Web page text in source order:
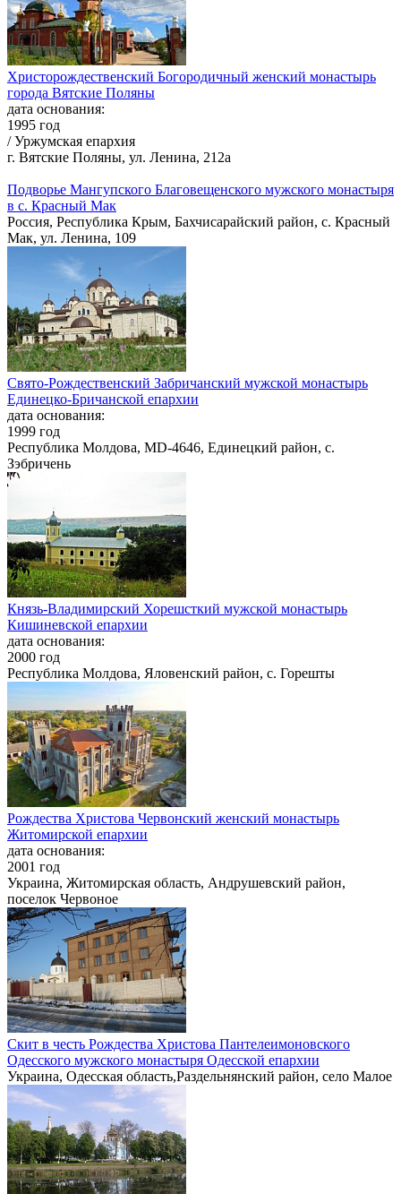
Христорождественский Богородичный женский монастырь
города Вятские Поляны
дата основания:
1995 год
/ Уржумская епархия
г. Вятские Поляны, ул. Ленина, 212а
Подворье Мангупского Благовещенского мужского монастыря
в с. Красный Мак
Россия, Республика Крым, Бахчисарайский район, с. Красный
Мак, ул. Ленина, 109
Cвято-Рождественский Забричанский мужской монастырь
Единецко-Бричанской епархии
дата основания:
1999 год
Республика Молдова, MD-4646, Единецкий район, с.
Зэбричень
Князь-Владимирский Хорешсткий мужской монастырь
Кишиневской епархии
дата основания:
2000 год
Республика Молдова, Яловенский район, с. Горешты
Рождества Христова Червонский женский монастырь
Житомирской епархии
дата основания:
2001 год
Украина, Житомирская область, Андрушевский район,
поселок Червоное
Скит в честь Рождества Христова Пантелеимоновского
Одесского мужского монастыря Одесской епархии
Украина, Одесская область,Раздельнянский район, село Малое